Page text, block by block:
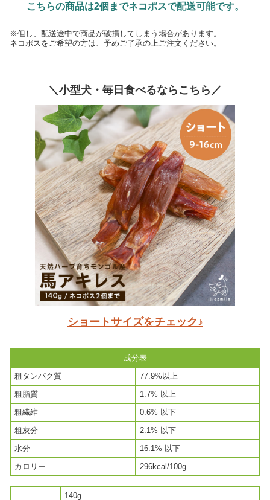
こちらの商品は2個までネコポスで配送可能です。
※但し、配送途中で商品が破損してしまう場合があります。
ネコポスをご希望の方は、予めご了承の上ご注文ください。
＼小型犬・毎日食べるならこちら／
ショートサイズをチェック♪
成分表
粗タンパク質
77.9%以上
粗脂質
1.7% 以上
粗繊維
0.6% 以下
粗灰分
2.1% 以下
水分
16.1% 以下
カロリー
296kcal/100g
140g